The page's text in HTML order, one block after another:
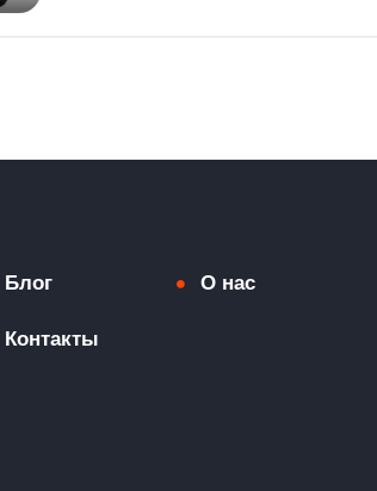
Блог О нас
Контакты